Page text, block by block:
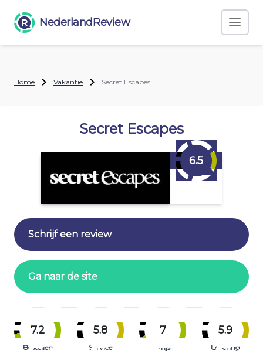
NederlandReview
Home Vakantie Secret Escapes
Secret Escapes
6.5
Schrijf een review
Ga naar de site
7.2
Bestellen
5.8
Service
7
Prijs
5.9
Levering